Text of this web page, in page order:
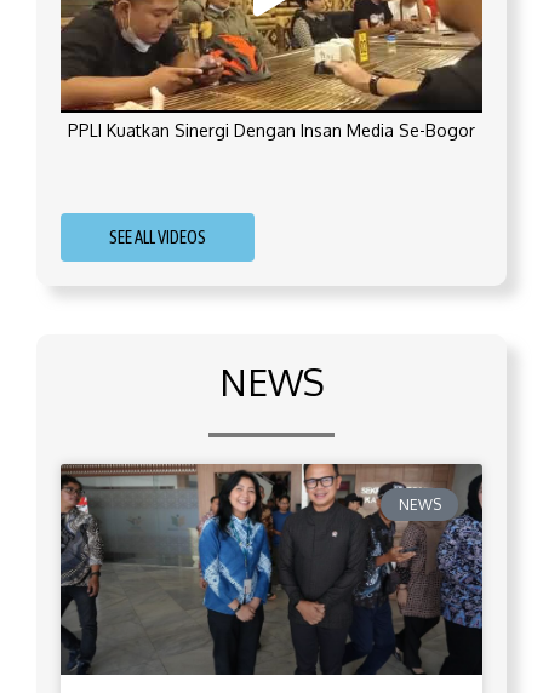
PPLI Kuatkan Sinergi Dengan Insan Media Se-Bogor
SEE ALL VIDEOS
NEWS
NEWS